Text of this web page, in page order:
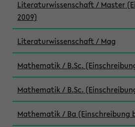
Literaturwissenschaft / Master
2009)
Literaturwissenschaft / Mag
Mathematik / B.Sc.
Mathematik / B.Sc.
Mathematik / Ba (Einschreibung